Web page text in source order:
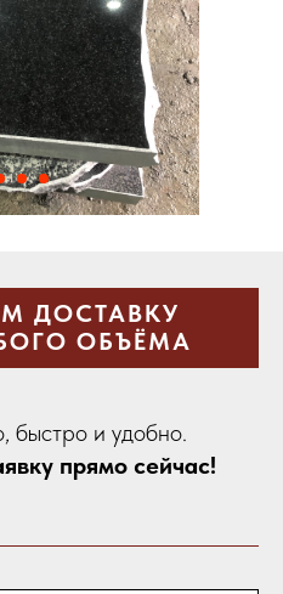
ДОСТАВКУ
ОБЪЁМА
и удобно.
прямо сейчас!